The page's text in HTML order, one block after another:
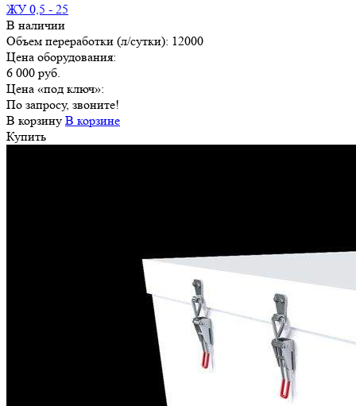
ЖУ 0,5 - 25
В наличии
Объем переработки (л/сутки): 12000
Цена оборудования:
6 000 руб.
Цена «под ключ»:
По запросу, звоните!
В корзину В корзине
Купить